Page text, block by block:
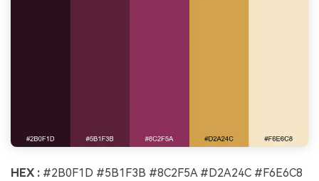
HEX : #2B0F1D #5B1F3B #8C2F5A #D2A24C #F6E6C8